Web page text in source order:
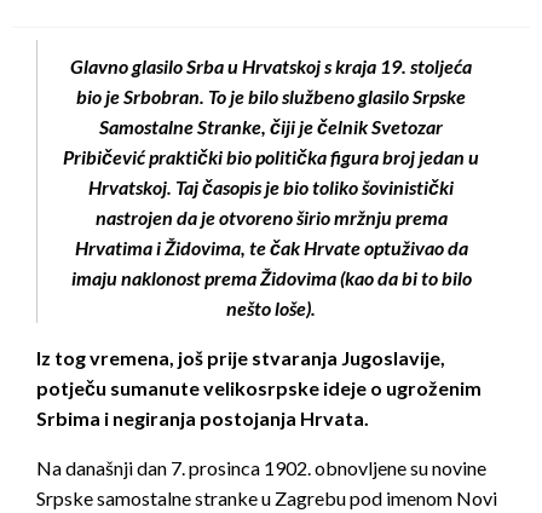
Glavno glasilo Srba u Hrvatskoj s kraja 19. stoljeća
bio je Srbobran. To je bilo službeno glasilo Srpske
Samostalne Stranke, čiji je čelnik Svetozar
Pribičević praktički bio politička figura broj jedan u
Hrvatskoj. Taj časopis je bio toliko šovinistički
nastrojen da je otvoreno širio mržnju prema
Hrvatima i Židovima, te čak Hrvate optuživao da
imaju naklonost prema Židovima (kao da bi to bilo
nešto loše).
Iz tog vremena, još prije stvaranja Jugoslavije,
potječu sumanute velikosrpske ideje o ugroženim
Srbima i negiranja postojanja Hrvata.
Na današnji dan 7. prosinca 1902. obnovljene su novine
Srpske samostalne stranke u Zagrebu pod imenom Novi